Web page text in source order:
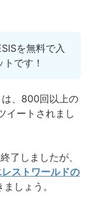
を無料で入
です！
、800回以上の
イートされまし
了しましたが、
レストワールドの
しょう。